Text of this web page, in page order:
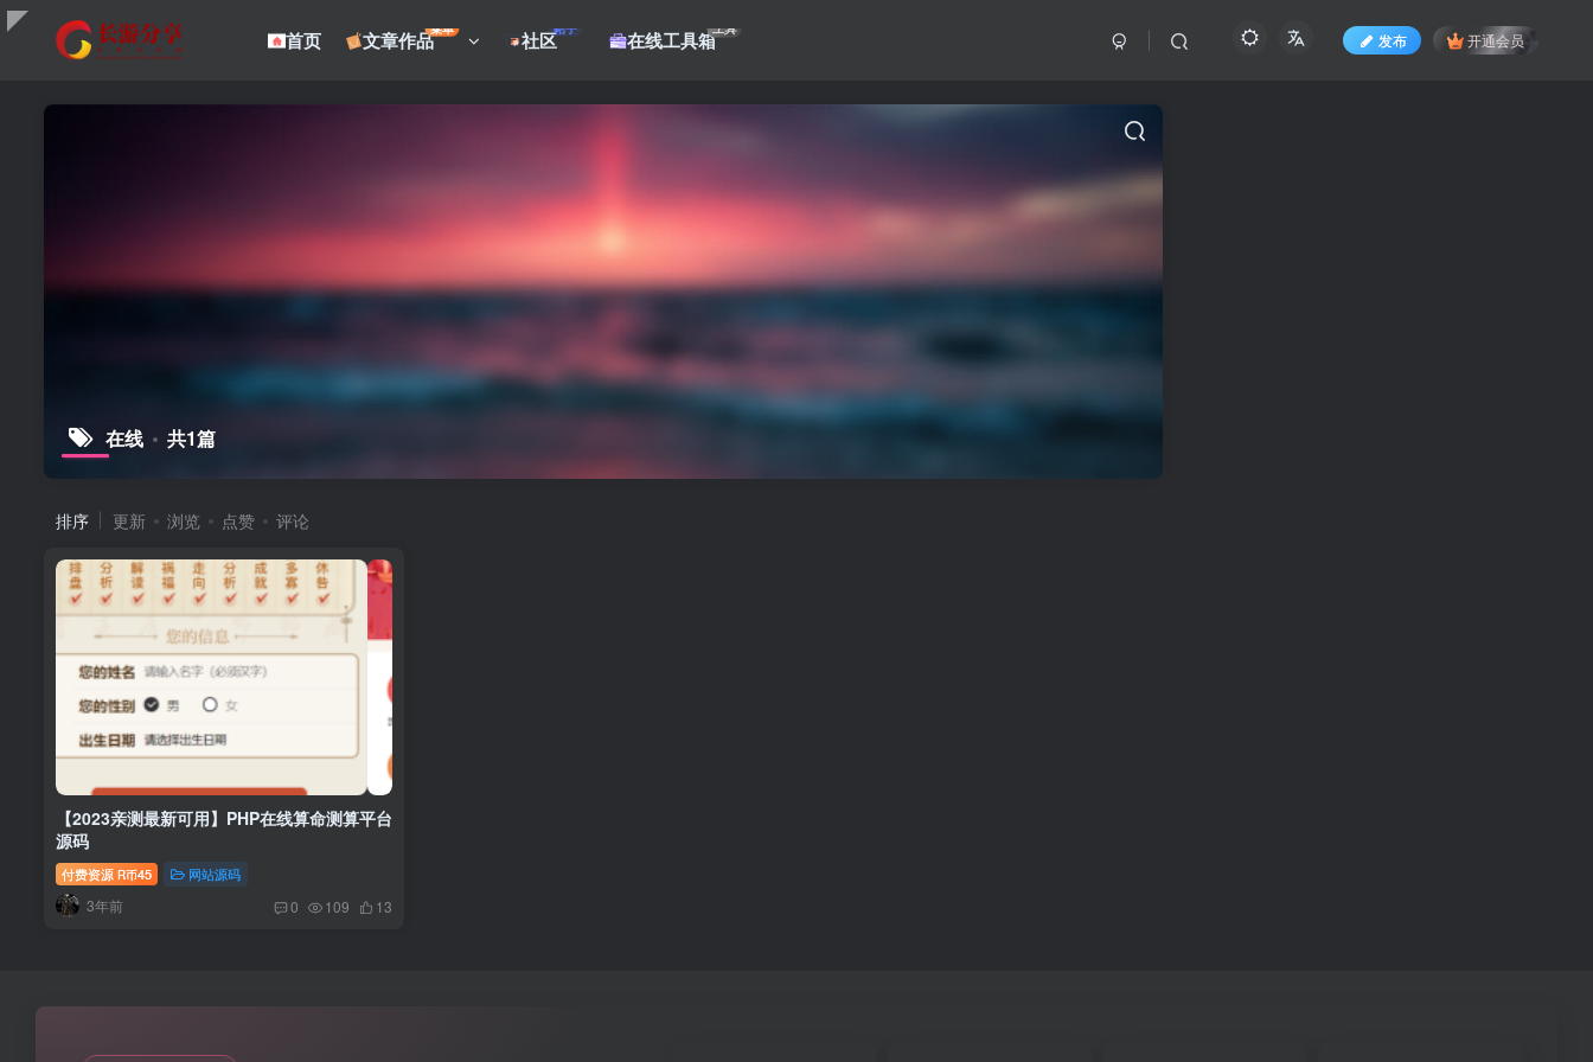
首页 文章作品菜单 社区帖子 在线工具箱工具
发布 开通会员
在线 共1篇
排序 更新 浏览 点赞 评论
【2023亲测最新可用】PHP在线算命测算平台
源码
付费资源 R币45 网站源码
3年前 0 109 13